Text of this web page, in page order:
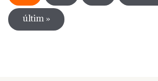
últim »